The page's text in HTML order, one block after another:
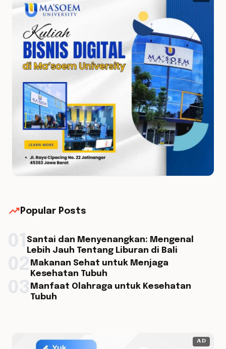
trending_up Popular Posts
Santai dan Menyenangkan: Mengenal
Lebih Jauh Tentang Liburan di Bali
Makanan Sehat untuk Menjaga
Kesehatan Tubuh
Manfaat Olahraga untuk Kesehatan
Tubuh
AD